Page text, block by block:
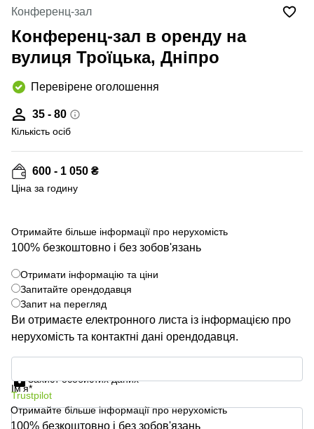
Конференц-зал
Конференц-зал в оренду на
вулиця Троїцька, Дніпро
Перевірене оголошення
35 - 80
Кількість осіб
600 - 1 050 ₴
Ціна за годину
Отримайте більше інформації про нерухомість
100% безкоштовно і без зобов'язань
Отримати інформацію та ціни
Запитайте орендодавця
Запит на перегляд
Ви отримаєте електронного листа із інформацією про
нерухомість та контактні дані орендодавця.
Ім'я*
Захист особистих даних
Trustpilot
Отримайте більше інформації про нерухомість
100% безкоштовно і без зобов'язань